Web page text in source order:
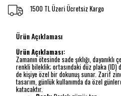
1500 TL Üzeri Ücretsiz Kargo
Ürün Açıklaması
Ürün Açıklaması:
Zamanın ötesinde sade şıklığı,
renkli bileklik; ortasındaki düz plaka (ID)
de kişiye özel bir dokunuş sunar. Zarif
tasarım, günlük kullanımda da özel
katacaktır.